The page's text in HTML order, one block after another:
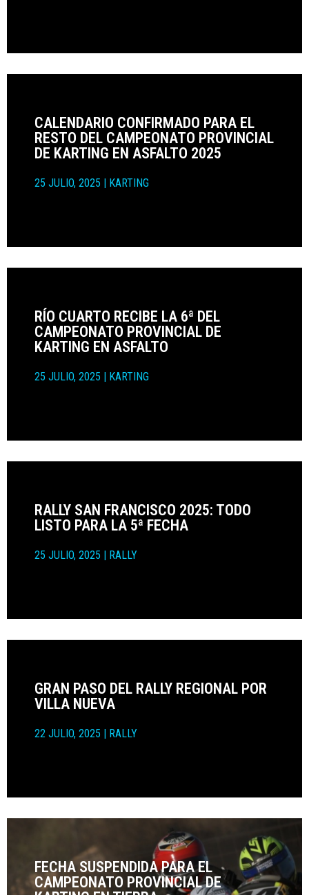
CALENDARIO CONFIRMADO PARA EL
RESTO DEL CAMPEONATO PROVINCIAL
DE KARTING EN ASFALTO 2025
25 JULIO, 2025 KARTING
RÍO CUARTO RECIBE LA 6ª DEL
CAMPEONATO PROVINCIAL DE
KARTING EN ASFALTO
25 JULIO, 2025 KARTING
RALLY SAN FRANCISCO 2025: TODO
LISTO PARA LA 5ª FECHA
25 JULIO, 2025 RALLY
GRAN PASO DEL RALLY REGIONAL POR
VILLA NUEVA
22 JULIO, 2025 RALLY
FECHA SUSPENDIDA PARA EL
CAMPEONATO PROVINCIAL DE